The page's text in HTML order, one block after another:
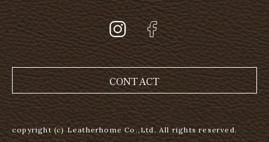
CONTACT
copyright (c) Leatherhome Co.,Ltd. All rights reserved.